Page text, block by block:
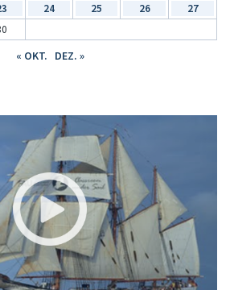
24 25 26
27
« OKT. DEZ. »